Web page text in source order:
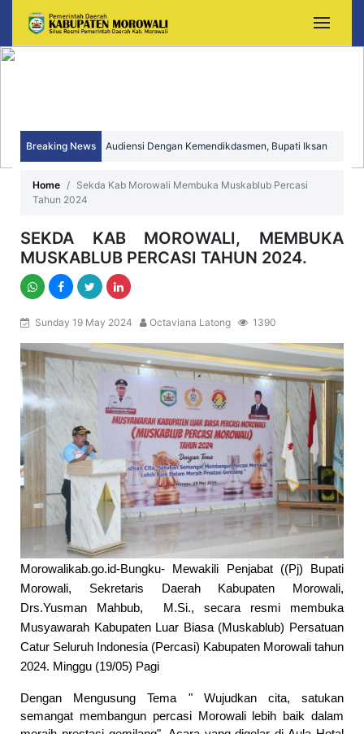
Breaking News
Sekda Morowali Yusman Mahbub Hadiri Peringatan
Audiensi Dengan Kemendikdasmen, Bupati Iksan
Home
Sekda Kab Morowali Membuka Muskablub Percasi
Tahun 2024
SEKDA KAB MOROWALI, MEMBUKA
MUSKABLUB PERCASI TAHUN 2024.
Sunday 19 May 2024 Octaviana Latong 1390
Morowalikab.go.id-Bungku- Mewakili Penjabat ((Pj) Bupati
Morowali, Sekretaris Daerah Kabupaten Morowali,
Drs.Yusman Mahbub,  M.Si., secara resmi membuka
Musyawarah Kabupaten Luar Biasa (Muskablub) Persatuan
Catur Seluruh Indonesia (Percasi) Kabupaten Morowali tahun
2024. Minggu (19/05) Pagi
Dengan Mengusung Tema " Wujudkan cita, satukan
semangat membangun percasi Morowali lebih baik dalam